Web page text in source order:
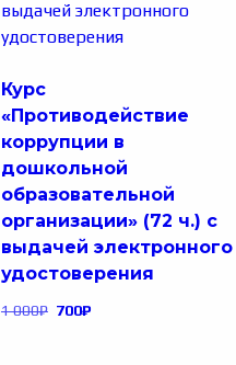
Курс
«Противодействие
коррупции в
дошкольной
образовательной
организации» (72 ч.) с
выдачей электронного
удостоверения
1 000₽ 700₽